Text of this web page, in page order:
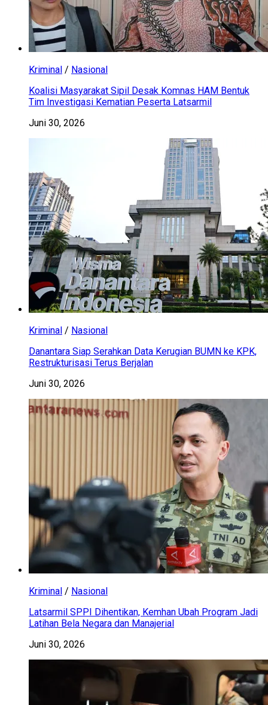
Kriminal / Nasional
Koalisi Masyarakat Sipil Desak Komnas HAM Bentuk
Tim Investigasi Kematian Peserta Latsarmil
Juni 30, 2026
Kriminal / Nasional
Danantara Siap Serahkan Data Kerugian BUMN ke KPK,
Restrukturisasi Terus Berjalan
Juni 30, 2026
Kriminal / Nasional
Latsarmil SPPI Dihentikan, Kemhan Ubah Program Jadi
Latihan Bela Negara dan Manajerial
Juni 30, 2026